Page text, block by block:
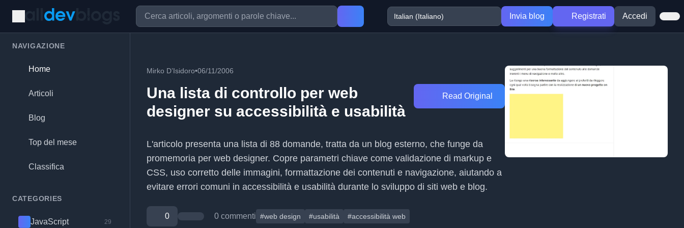
Invia blog Registrati Accedi
NAVIGAZIONE
Home
Articoli
Blog
Top del mese
Classifica
CATEGORIES
JavaScript 29
Mirko D’Isidoro•06/11/2006
Una lista di controllo per web
designer su accessibilità e usabilità
Read Original
L'articolo presenta una lista di 88 domande, tratta da un blog esterno, che funge da
promemoria per web designer. Copre parametri chiave come validazione di markup e
CSS, uso corretto delle immagini, formattazione dei contenuti e navigazione, aiutando a
evitare errori comuni in accessibilità e usabilità durante lo sviluppo di siti web e blog.
0 0 commenti #web design #usabilità #accessibilità web